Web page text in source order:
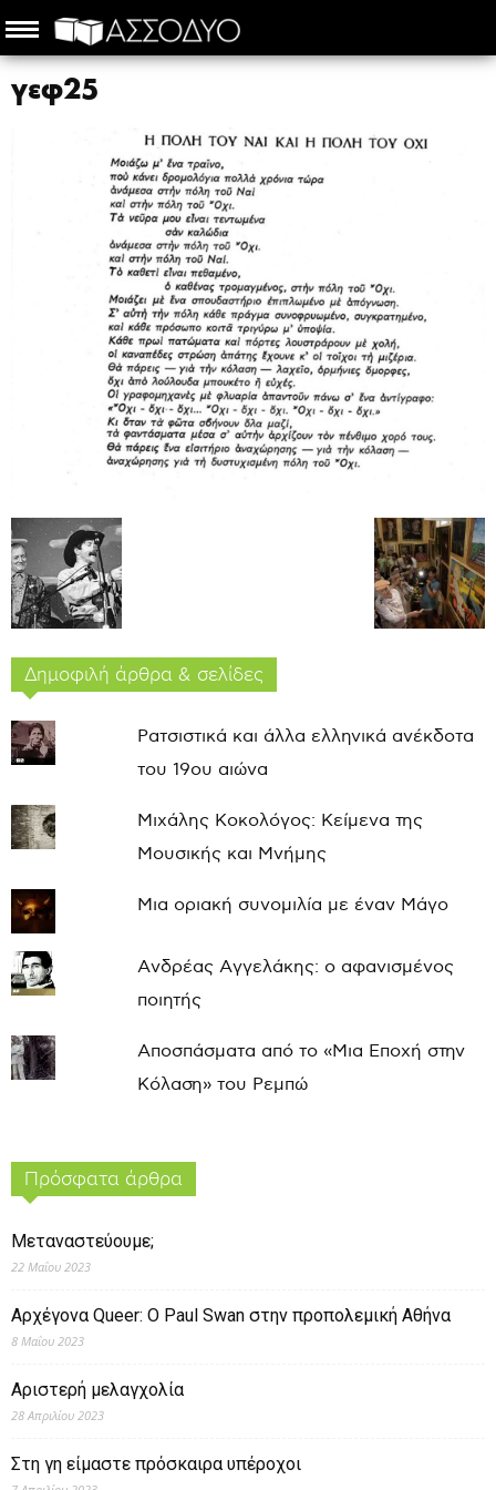
γεφ25
Δημοφιλή άρθρα & σελίδες
Ρατσιστικά και άλλα ελληνικά ανέκδοτα
του 19ου αιώνα
Μιχάλης Κοκολόγος: Κείμενα της
Μουσικής και Μνήμης
Μια οριακή συνομιλία με έναν Μάγο
Ανδρέας Αγγελάκης: ο αφανισμένος
ποιητής
Αποσπάσματα από το «Μια Εποχή στην
Κόλαση» του Ρεμπώ
Πρόσφατα άρθρα
Μεταναστεύουμε;
22 Μαΐου 2023
Αρχέγονα Queer: O Paul Swan στην προπολεμική Αθήνα
8 Μαΐου 2023
Αριστερή μελαγχολία
28 Απριλίου 2023
Στη γη είμαστε πρόσκαιρα υπέροχοι